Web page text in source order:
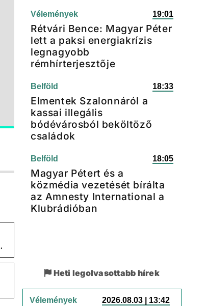
Vélemények 19:01
Rétvári Bence: Magyar Péter
lett a paksi energiakrízis
legnagyobb
rémhírterjesztője
Belföld 18:33
Elmentek Szalonnáról a
kassai illegális
bódévárosból beköltöző
családok
Belföld 18:05
Magyar Pétert és a
közmédia vezetését bírálta
az Amnesty International a
Klubrádióban
Heti legolvasottabb hírek
Vélemények 2026.08.03 | 13:42